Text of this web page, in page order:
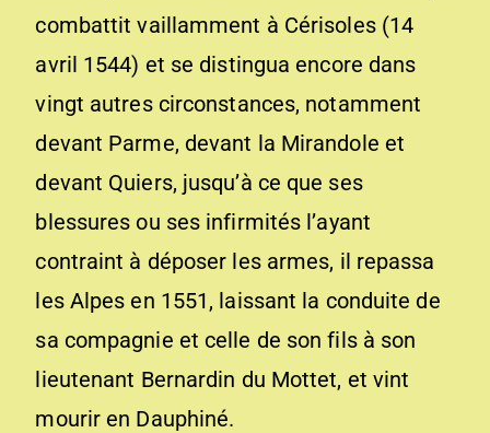
combattit vaillamment à Cérisoles (14
avril 1544) et se distingua encore dans
vingt autres circonstances, notamment
devant Parme, devant la Mirandole et
devant Quiers, jusqu’à ce que ses
blessures ou ses infirmités l’ayant
contraint à déposer les armes, il repassa
les Alpes en 1551, laissant la conduite de
sa compagnie et celle de son fils à son
lieutenant Bernardin du Mottet, et vint
mourir en Dauphiné.